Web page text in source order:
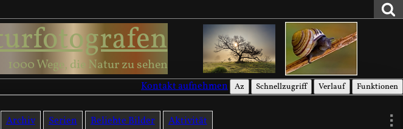
1000 Wege, die Natur zu sehen
Kontakt aufnehmen Az Schnellzugriff Verlauf Funktionen
Archiv Serien Beliebte Bilder Aktivität